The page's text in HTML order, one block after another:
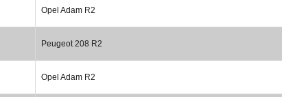
Opel Adam R2
Peugeot 208 R2
Opel Adam R2